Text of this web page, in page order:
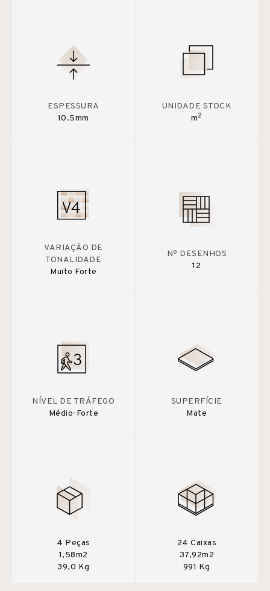
ESPESSURA
10.5mm
UNIDADE STOCK
m2
VARIAÇÃO DE
TONALIDADE
Muito Forte
Nº DESENHOS
12
NÍVEL DE TRÁFEGO
Médio-Forte
SUPERFÍCIE
Mate
4 Peças
1,58m2
39,0 Kg
24 Caixas
37,92m2
991 Kg